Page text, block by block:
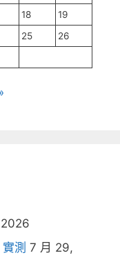
18
19
25
26
測 7 月 29,